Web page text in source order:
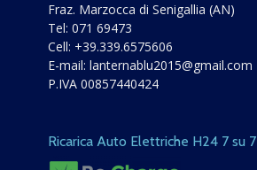
Fraz. Marzocca di Senigallia (AN)
Tel: 071 69473
Cell: +39.339.6575606
E-mail: lanternablu2015@gmail.com
P.IVA 00857440424
Ricarica Auto Elettriche H24 7 su 7